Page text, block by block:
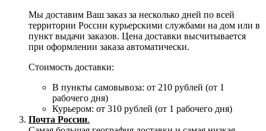
Мы доставим Ваш заказ за несколько дней по всей
территории России курьерскими службами на дом или в
пункт выдачи заказов. Цена доставки высчитывается
при оформлении заказа автоматически.
Стоимость доставки:
В пункты самовывоза: от 210 рублей (от 1
рабочего дня)
Курьером: от 310 рублей (от 1 рабочего дня)
Почта России.